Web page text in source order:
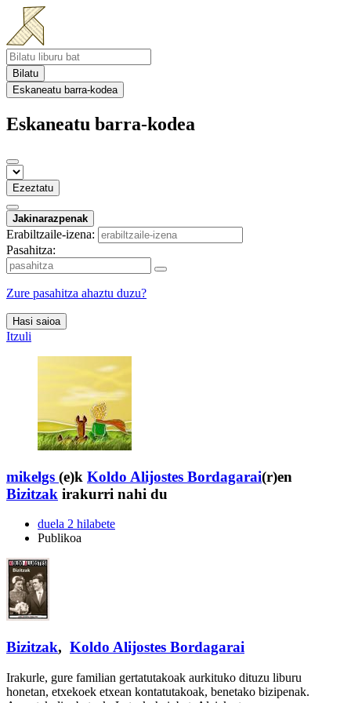
Bilatu
Eskaneatu barra-kodea
Eskaneatu barra-kodea
Ezeztatu
Jakinarazpenak
Erabiltzaile-izena:
Pasahitza:
Zure pasahitza ahaztu duzu?
Hasi saioa
Itzuli
mikelgs (e)k Koldo Alijostes Bordagarai(r)en
Bizitzak irakurri nahi du
duela 2 hilabete
Publikoa
Bizitzak, Koldo Alijostes Bordagarai
Irakurle, gure familian gertatutakoak aurkituko dituzu liburu
honetan, etxekoek etxean kontatutakoak, benetako bizipenak.